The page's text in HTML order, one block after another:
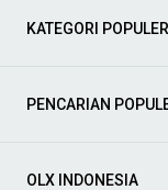
berbagai jenis
Aksesoris Mobil:
aksesoris
KATEGORI POPULER
PENCARIAN
OLX INDONESIA